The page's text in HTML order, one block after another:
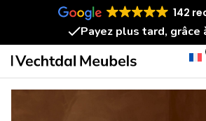
142
Payez plus tard, grâce